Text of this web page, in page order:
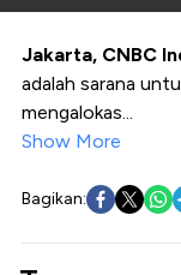
Jakarta, CNBC
adalah sarana
mengalokas...
Show More
Bagikan: